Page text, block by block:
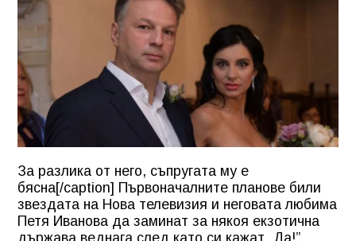
За разлика от него, съпругата му е
бясна[/caption] Първоначалните планове били
звездата на Нова телевизия и неговата любима
Петя Иванова да заминат за някоя екзотична
държава веднага след като си кажат „Да!”.